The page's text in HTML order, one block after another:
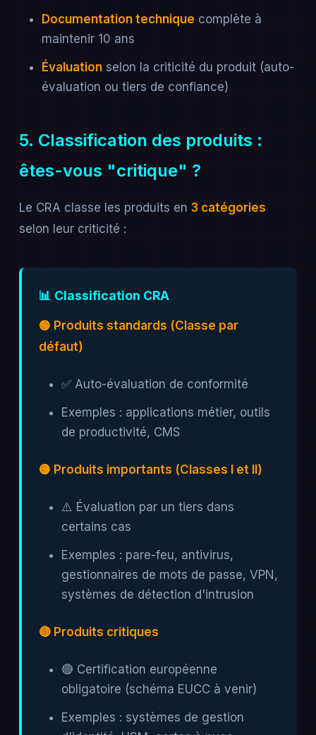
Documentation technique complète à
maintenir 10 ans
Évaluationselon la criticité du produit (auto-
évaluation ou tiers de confiance)
5. Classification des produits :
êtes-vous "critique" ?
Le CRA classe les produits en 3 catégories
selon leur criticité :
📊 Classification CRA
🟢 Produits standards (Classe par
défaut)
✅ Auto-évaluation de conformité
Exemples : applications métier, outils
de productivité, CMS
🟡 Produits importants (Classes I et II)
⚠️ Évaluation par un tiers dans
certains cas
Exemples : pare-feu, antivirus,
gestionnaires de mots de passe, VPN,
systèmes de détection d'intrusion
🔴 Produits critiques
🔴 Certification européenne
obligatoire (schéma EUCC à venir)
Exemples : systèmes de gestion